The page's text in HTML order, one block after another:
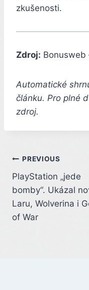
zkušenosti.
Zdroj: Bonusweb
Automatické
článku. Pro plné
zdroj.
Post
navigation
PREVIOUS
PlayStation „jede
bomby“. Ukázal
Laru, Wolverina i
of War